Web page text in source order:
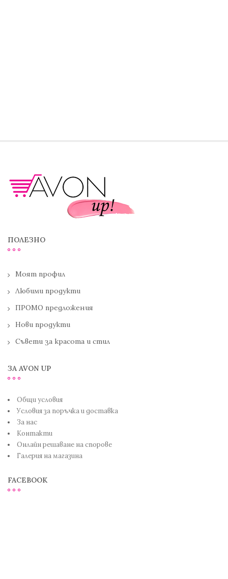
ПОЛЕЗНО
Моят профил
Любими продукти
ПРОМО предложения
Нови продукти
Съвети за красота и стил
ЗА AVON UP
Общи условия
Условия за поръчка и доставка
За нас
Контакти
Онлайн решаване на спорове
Галерия на магазина
FACEBOOK